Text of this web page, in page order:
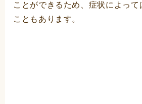
ことができるため、症状によって
こともあります。